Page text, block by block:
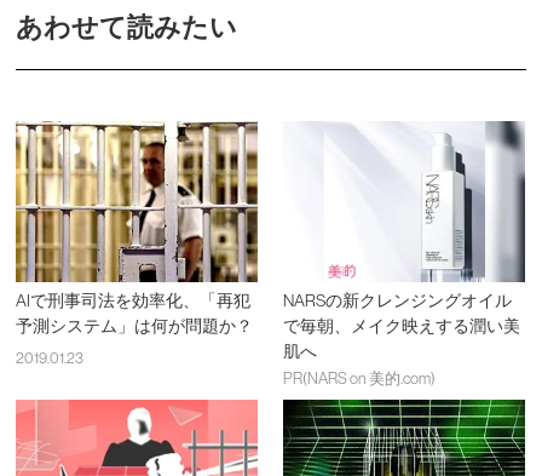
あわせて読みたい
AIで刑事司法を効率化、「再犯
予測システム」は何が問題か？
2019.01.23
NARSの新クレンジングオイル
で毎朝、メイク映えする潤い美
肌へ
PR(NARS on 美的.com)